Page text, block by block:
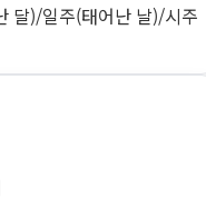
달)/일주(태어난 날)/시주